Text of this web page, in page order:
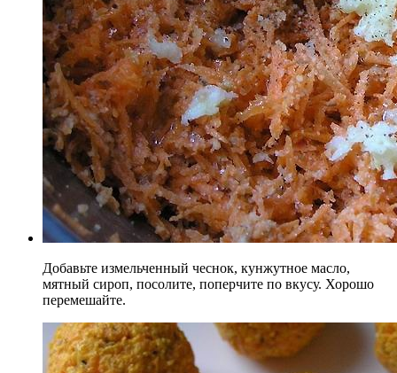
Добавьте измельченный чеснок, кунжутное масло,
мятный сироп, посолите, поперчите по вкусу. Хорошо
перемешайте.